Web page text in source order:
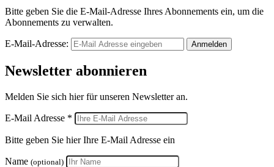
Bitte geben Sie die E-Mail-Adresse Ihres Abonnements ein, um die
Abonnements zu verwalten.
E-Mail-Adresse: Anmelden
Newsletter abonnieren
Melden Sie sich hier für unseren Newsletter an.
E-Mail Adresse *
Bitte geben Sie hier Ihre E-Mail Adresse ein
Name (optional)